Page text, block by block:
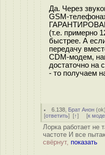
Да. Через
GSM-
(т.е. примерно
быстрее. А
передачу
CDM-модем,
достаточно на
- то получаем
6.138 Брат Анон (ok
[ответить] [↑] [к
Лорка работает не
частоте И все
свёрнут, показать